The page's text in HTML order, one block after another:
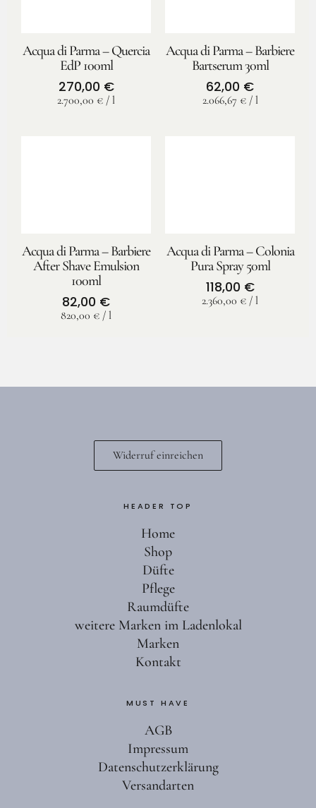
Acqua di Parma – Quercia
EdP 100ml
270,00 €
2.700,00 € / l
Acqua di Parma – Barbiere
Bartserum 30ml
62,00 €
2.066,67 €/ l
Acqua di Parma – Barbiere
After Shave Emulsion
100ml
82,00 €
820,00 € / l
Acqua di Parma – Colonia
Pura Spray 50ml
118,00 €
2.360,00 € / l
Widerruf einreichen
HEADER TOP
Home
Shop
Düfte
Pflege
Raumdüfte
weitere Marken im Ladenlokal
Marken
Kontakt
MUST HAVE
AGB
Impressum
Datenschutzerklärung
Versandarten